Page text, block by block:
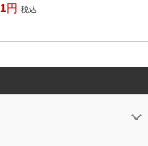
円 税込